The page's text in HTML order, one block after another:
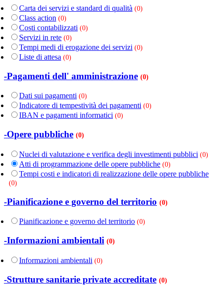
Carta dei servizi e standard di qualità (0)
Class action (0)
Costi contabilizzati (0)
Servizi in rete (0)
Tempi medi di erogazione dei servizi (0)
Liste di attesa (0)
-Pagamenti dell' amministrazione (0)
Dati sui pagamenti (0)
Indicatore di tempestività dei pagamenti (0)
IBAN e pagamenti informatici (0)
-Opere pubbliche (0)
Nuclei di valutazione e verifica degli investimenti pubblici (0)
Atti di programmazione delle opere pubbliche (0)
Tempi costi e indicatori di realizzazione delle opere pubbliche
(0)
-Pianificazione e governo del territorio (0)
Pianificazione e governo del territorio (0)
-Informazioni ambientali (0)
Informazioni ambientali (0)
-Strutture sanitarie private accreditate (0)